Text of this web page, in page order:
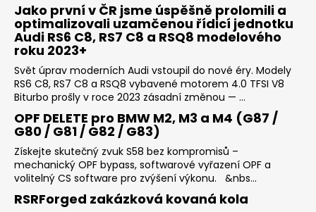
Jako první v ČR jsme úspěšně prolomili a
optimalizovali uzamčenou řídicí jednotku
Audi RS6 C8, RS7 C8 a RSQ8 modelového
roku 2023+
Svět úprav moderních Audi vstoupil do nové éry. Modely
RS6 C8, RS7 C8 a RSQ8 vybavené motorem 4.0 TFSI V8
Biturbo prošly v roce 2023 zásadní změnou — ...
OPF DELETE pro BMW M2, M3 a M4 (G87 /
G80 / G81 / G82 / G83)
Získejte skutečný zvuk S58 bez kompromisů –
mechanický OPF bypass, softwarové vyřazení OPF a
volitelný CS software pro zvýšení výkonu. &nbs...
RSRForged zakázková kovaná kola